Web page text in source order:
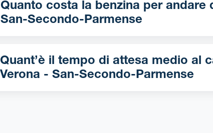
Quanto costa la benzina per andare da
San-Secondo-Parmense
Quant’è il tempo di attesa medio al
Verona - San-Secondo-Parmense